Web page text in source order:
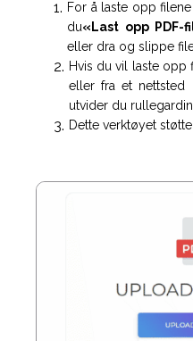
For å laste opp
du«Last opp PDF-
eller dra og slippe
Hvis du vil laste opp
eller fra et nettsted
utvider du
Dette verktøyet